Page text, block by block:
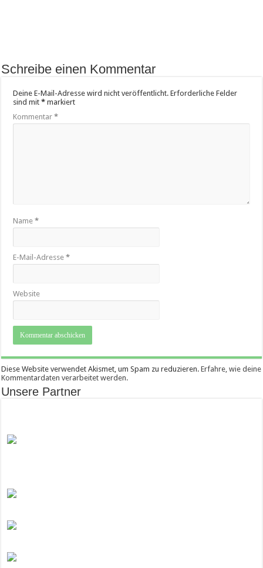
Schreibe einen Kommentar
Deine E-Mail-Adresse wird nicht veröffentlicht. Erforderliche Felder
sind mit* markiert
Kommentar*
Name*
E-Mail-Adresse*
Website
Diese Website verwendet Akismet, um Spam zu reduzieren.Erfahre, wie deine
Kommentardaten verarbeitet werden.
Unsere Partner